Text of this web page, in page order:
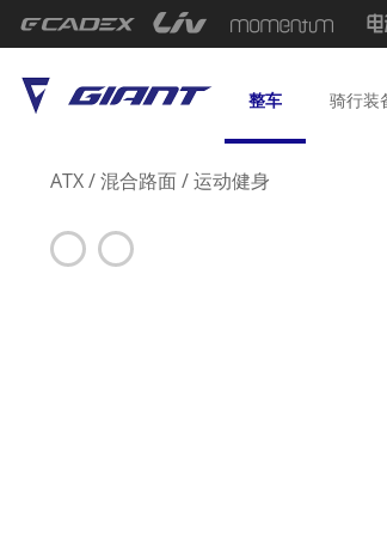
整车 骑行装
ATX/混合路面/运动健身